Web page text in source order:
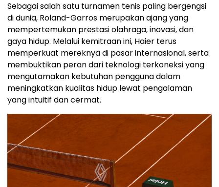
Sebagai salah satu turnamen tenis paling bergengsi
di dunia, Roland-Garros merupakan ajang yang
mempertemukan prestasi olahraga, inovasi, dan
gaya hidup. Melalui kemitraan ini, Haier terus
memperkuat mereknya di pasar internasional, serta
membuktikan peran dari teknologi terkoneksi yang
mengutamakan kebutuhan pengguna dalam
meningkatkan kualitas hidup lewat pengalaman
yang intuitif dan cermat.